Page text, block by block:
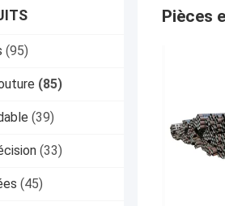
(95)
(85)
(39)
(33)
(45)
Pièces